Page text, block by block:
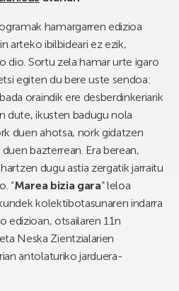
hamargarren edizioa
arteko ibilbideari ez ezik,
dio. Sortu zela hamar urte igaro
egiten du bere uste sendoa:
oraindik ere desberdinkeriarik
dute, ikusten badugu nola
duen ahotsa, nork gidatzen
bazterrean. Era berean,
dugu astia zergatik jarraitu
“Marea bizia gara” leloa
kolektibotasunaren indarra
edizioan, otsailaren 11n
Neska Zientzialarien
antolaturiko jarduera-